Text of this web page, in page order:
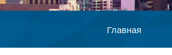
Главная